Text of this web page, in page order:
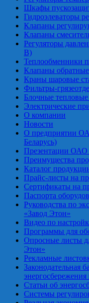
Шкафы
Гидроэлеваторы
Клапаны
Клапаны
Регуляторы
В)
Теплообменники
Клапаны
Краны шаровые
Фильтры-
Блочные
Электрические
О компании
Новости
О предприятии
Беларусь)
Презентации ОАО
Преимущества
Каталог
Прайс-листы на
Сертификаты на
Паспорта
Руководства по
«Завод Этон»
Видео по
Программы для
Опросные листы
Этон»
Рекламные
Законодательная
Статьи об
Системы